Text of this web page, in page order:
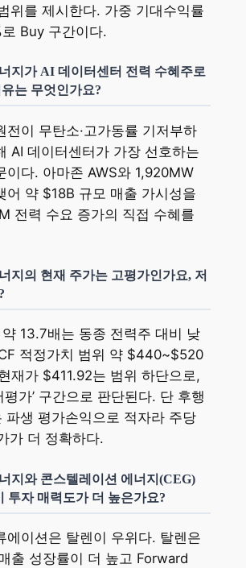
위를 제시한다. 가중 기대수익률
Buy 구간이다.
지가 AI 데이터센터 전력 수혜주로
는 무엇인가요?
전이 무탄소·고가동률 기저부하
AI 데이터센터가 가장 선호하는
이다. 아마존 AWS와 1,920MW
어 약 $18B 규모 매출 가시성을
전력 수요 증가의 직접 수혜를
지의 현재 주가는 고평가인가요, 저
13.7배는 동종 전력주 대비 낮
적정가치 범위 약 $440~$520
재가 $411.92는 범위 하단으로,
평가’ 구간으로 판단된다. 단 후행
파생 평가손익으로 적자라 주당
가 더 정확하다.
지와 콘스텔레이션 에너지(CEG)
투자 매력도가 더 높은가요?
에이션은 탈렌이 우위다. 탈렌은
출 성장률이 더 높고 Forward